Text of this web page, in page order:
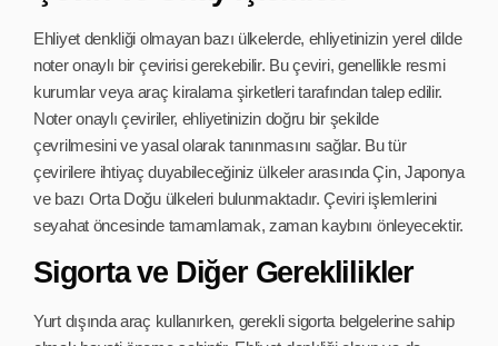
Ehliyet denkliği olmayan bazı ülkelerde, ehliyetinizin yerel dilde
noter onaylı bir çevirisi gerekebilir. Bu çeviri, genellikle resmi
kurumlar veya araç kiralama şirketleri tarafından talep edilir.
Noter onaylı çeviriler, ehliyetinizin doğru bir şekilde
çevrilmesini ve yasal olarak tanınmasını sağlar. Bu tür
çevirilere ihtiyaç duyabileceğiniz ülkeler arasında Çin, Japonya
ve bazı Orta Doğu ülkeleri bulunmaktadır. Çeviri işlemlerini
seyahat öncesinde tamamlamak, zaman kaybını önleyecektir.
Sigorta ve Diğer Gereklilikler
Yurt dışında araç kullanırken, gerekli sigorta belgelerine sahip